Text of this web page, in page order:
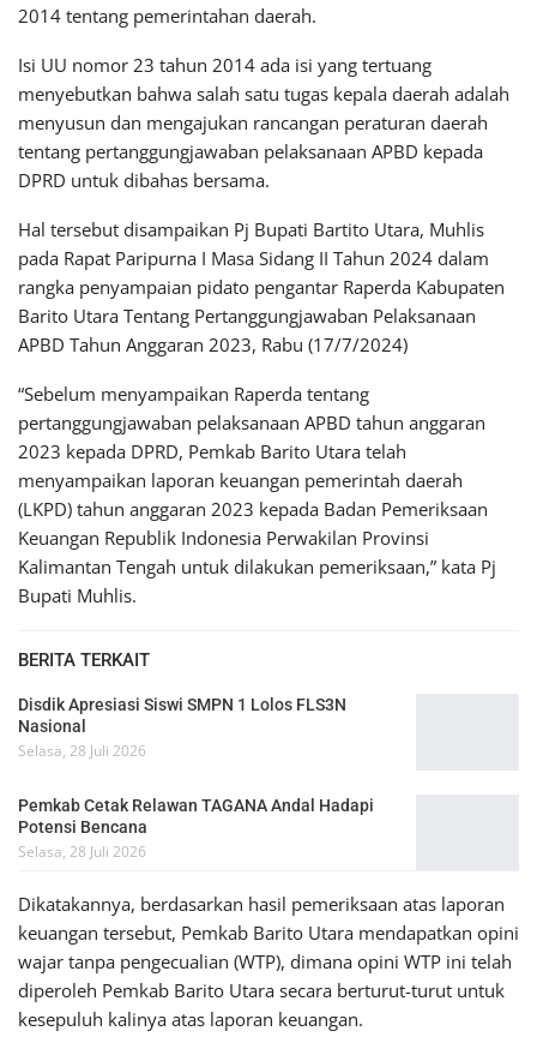
2014 tentang pemerintahan daerah.
Isi UU nomor 23 tahun 2014 ada isi yang tertuang
menyebutkan bahwa salah satu tugas kepala daerah adalah
menyusun dan mengajukan rancangan peraturan daerah
tentang pertanggungjawaban pelaksanaan APBD kepada
DPRD untuk dibahas bersama.
Hal tersebut disampaikan Pj Bupati Bartito Utara, Muhlis
pada Rapat Paripurna I Masa Sidang II Tahun 2024 dalam
rangka penyampaian pidato pengantar Raperda Kabupaten
Barito Utara Tentang Pertanggungjawaban Pelaksanaan
APBD Tahun Anggaran 2023, Rabu (17/7/2024)
“Sebelum menyampaikan Raperda tentang
pertanggungjawaban pelaksanaan APBD tahun anggaran
2023 kepada DPRD, Pemkab Barito Utara telah
menyampaikan laporan keuangan pemerintah daerah
(LKPD) tahun anggaran 2023 kepada Badan Pemeriksaan
Keuangan Republik Indonesia Perwakilan Provinsi
Kalimantan Tengah untuk dilakukan pemeriksaan,” kata Pj
Bupati Muhlis.
BERITA TERKAIT
Disdik Apresiasi Siswi SMPN 1 Lolos FLS3N
Nasional
Selasa, 28 Juli 2026
Pemkab Cetak Relawan TAGANA Andal Hadapi
Potensi Bencana
Selasa, 28 Juli 2026
Dikatakannya, berdasarkan hasil pemeriksaan atas laporan
keuangan tersebut, Pemkab Barito Utara mendapatkan opini
wajar tanpa pengecualian (WTP), dimana opini WTP ini telah
diperoleh Pemkab Barito Utara secara berturut-turut untuk
kesepuluh kalinya atas laporan keuangan.